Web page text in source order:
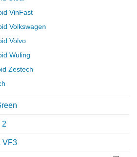
VinFast
Volkswagen
Volvo
Wuling
Zestech
2
VF3